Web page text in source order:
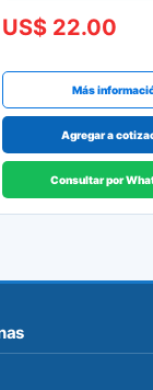
US$ 22.00
Más
Agregar a
Consultar por